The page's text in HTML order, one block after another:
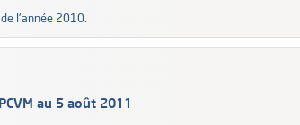
de l'année 2010.
au 5 août 2011